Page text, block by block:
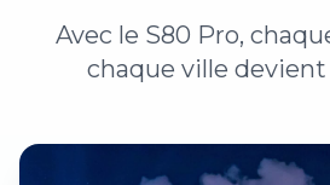
Avec le S80 Pro,
chaque ville devient